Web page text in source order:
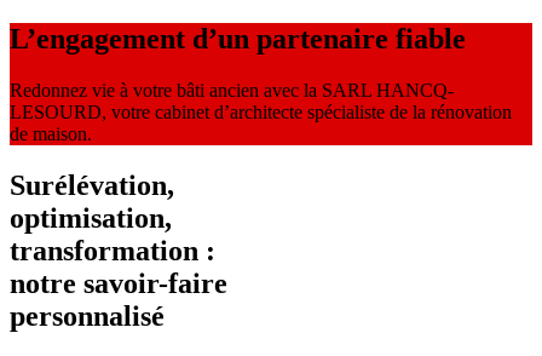
L’engagement d’un partenaire fiable
Redonnez vie à votre bâti ancien avec la SARL HANCQ-
LESOURD, votre cabinet d’architecte spécialiste de la rénovation
de maison.
Surélévation,
optimisation,
transformation :
notre savoir-faire
personnalisé